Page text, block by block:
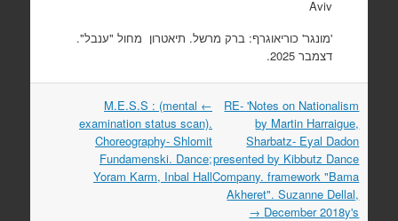
Aviv
'מונגר' כוריאוגרף: ברק מרשל. תיאטרון מחול "ענבל".
דצמבר 2025.
Post
navigation
←
M.E.S.S : (mental
examination status scan).
Choreography- Shlomit
Fundamenski. Dance;
Yoram Karm, Inbal Hall
RE- 'Notes on Nationalism
by Martin Harraigue,
Sharbatz- Eyal Dadon
presented by Kibbutz Dance
Company. framework "Bama
Akheret". Suzanne Dellal,
December 2018y's
→